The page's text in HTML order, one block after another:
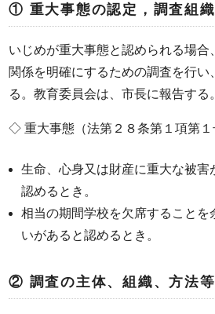
① 重大事態の認定，調査組
いじめが重大事態と認められる場合
関係を明確にするための調査を行い
る。教育委員会は、市長に報告する。
◇ 重大事態（法第２８条第１項第１
生命、心身又は財産に重大な被害
認めるとき。
相当の期間学校を欠席することを
いがあると認めるとき。
② 調査の主体、組織、方法等